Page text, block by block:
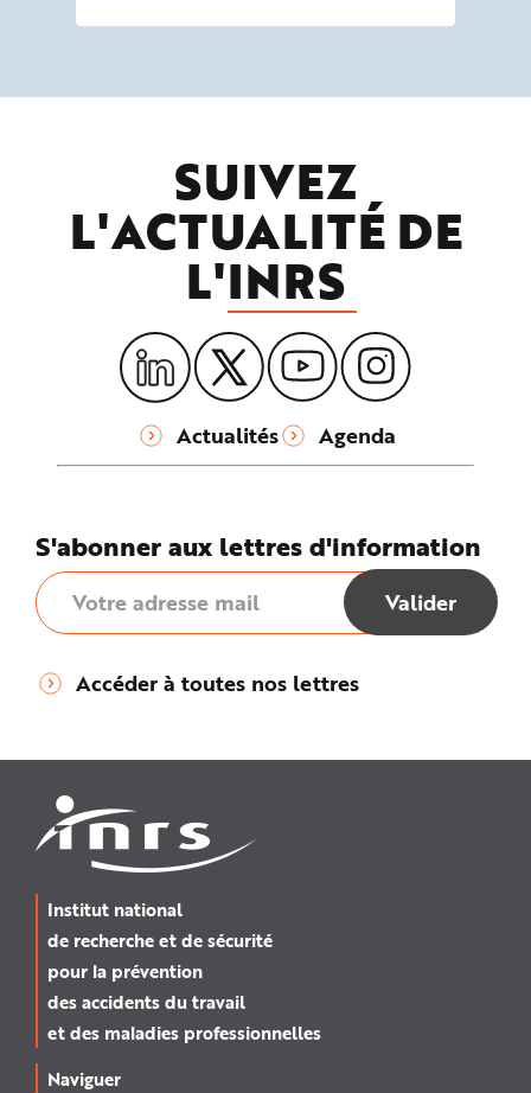
SUIVEZ
L'ACTUALITÉ DE
L'INRS
Actualités Agenda
S'abonner aux lettres d'information
Accéder à toutes nos lettres
Institut national
de recherche et de sécurité
pour la prévention
des accidents du travail
et des maladies professionnelles
Naviguer